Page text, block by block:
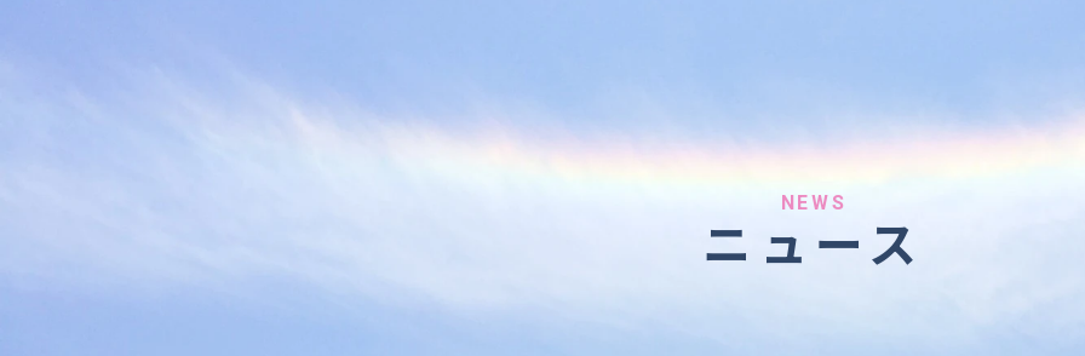
番組サポート / 予報原稿作成
コンテンツ提供
その他の情報提供
NEWS
ニュース